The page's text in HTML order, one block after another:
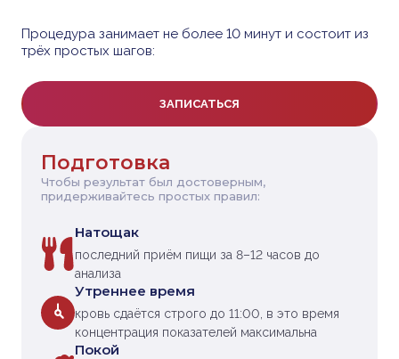
Процедура занимает не более 10 минут и состоит из
трёх простых шагов:
ЗАПИСАТЬСЯ
Подготовка
Чтобы результат был достоверным,
придерживайтесь простых правил:
Натощак
последний приём пищи за 8–12 часов до
анализа
Утреннее время
кровь сдаётся строго до 11:00, в это время
концентрация показателей максимальна
Покой